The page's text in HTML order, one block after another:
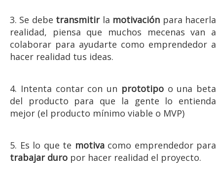
3. Se debe transmitirla motivación para hacerla
realidad, piensa que muchos mecenas van a
colaborar para ayudarte como emprendedor a
hacer realidad tus ideas.
4. Intenta contar con un prototipoo una beta
del producto para que la gente lo entienda
mejor (el producto mínimo viable o MVP)
5. Es lo que te motivacomo emprendedor para
trabajar duro por hacer realidad el proyecto.